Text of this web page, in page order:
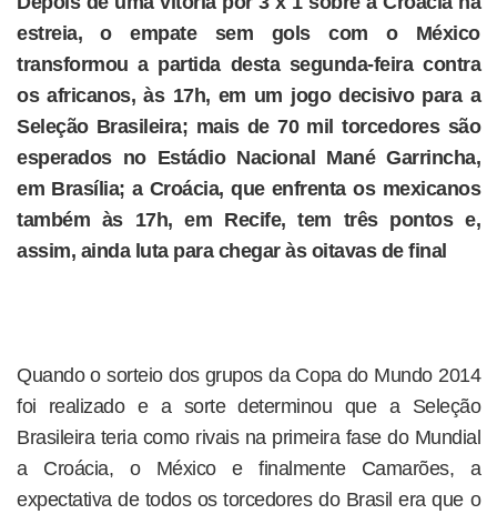
estreia, o empate sem gols com o México
transformou a partida desta segunda-feira contra
os africanos, às 17h, em um jogo decisivo para a
Seleção Brasileira; mais de 70 mil torcedores são
esperados no Estádio Nacional Mané Garrincha,
em Brasília; a Croácia, que enfrenta os mexicanos
também às 17h, em Recife, tem três pontos e,
assim, ainda luta para chegar às oitavas de final
Quando o sorteio dos grupos da Copa do Mundo 2014
foi realizado e a sorte determinou que a Seleção
Brasileira teria como rivais na primeira fase do Mundial
a Croácia, o México e finalmente Camarões, a
expectativa de todos os torcedores do Brasil era que o